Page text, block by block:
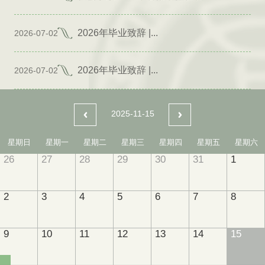
2026-07-02 2026年毕业致辞 |...
2026-07-02 2026年毕业致辞 |...
2025-11-15
星期日 星期一 星期二 星期三 星期四 星期五 星期六
26 27 28 29 30 31 1
2 3 4 5 6 7 8
9 10 11 12 13 14 15